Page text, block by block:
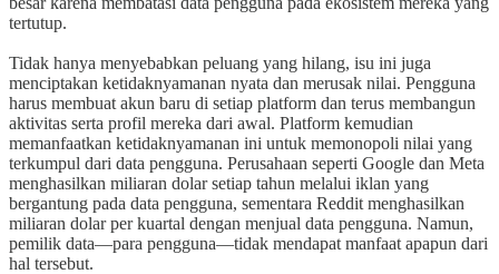
tertutup.
Tidak hanya menyebabkan peluang yang hilang, isu ini juga
menciptakan ketidaknyamanan nyata dan merusak nilai. Pengguna
harus membuat akun baru di setiap platform dan terus membangun
aktivitas serta profil mereka dari awal. Platform kemudian
memanfaatkan ketidaknyamanan ini untuk memonopoli nilai yang
terkumpul dari data pengguna. Perusahaan seperti Google dan Meta
menghasilkan miliaran dolar setiap tahun melalui iklan yang
bergantung pada data pengguna, sementara Reddit menghasilkan
miliaran dolar per kuartal dengan menjual data pengguna. Namun,
pemilik data—para pengguna—tidak mendapat manfaat apapun dari
hal tersebut.